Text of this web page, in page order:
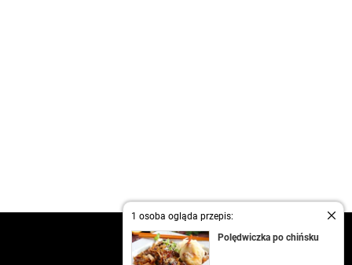
1 osoba ogląda przepis:
Polędwiczka po chińsku
kontakt
regulamin